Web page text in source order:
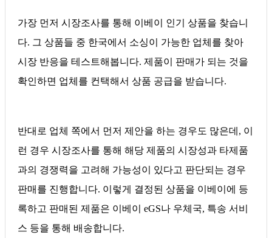
가장 먼저 시장조사를 통해 이베이 인기 상품을 찾습니
다. 그 상품들 중 한국에서 소싱이 가능한 업체를 찾아
시장 반응을 테스트해봅니다. 제품이 판매가 되는 것을
확인하면 업체를 컨택해서 상품 공급을 받습니다.
반대로 업체 쪽에서 먼저 제안을 하는 경우도 많은데, 이
런 경우 시장조사를 통해 해당 제품의 시장성과 타제품
과의 경쟁력을 고려해 가능성이 있다고 판단되는 경우
판매를 진행합니다. 이렇게 결정된 상품을 이베이에 등
록하고 판매된 제품은 이베이 eGS나 우체국, 특송 서비
스 등을 통해 배송합니다.